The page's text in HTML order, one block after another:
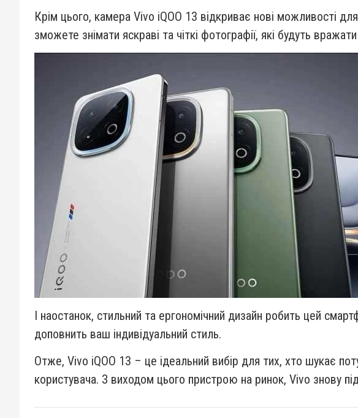
Крім цього, камера Vivo iQOO 13 відкриває нові можливості
зможете знімати яскраві та чіткі фотографії, які будуть
І наостанок, стильний та ергономічний дизайн робить цей
доповнить ваш індивідуальний стиль.
Отже, Vivo iQOO 13 – це ідеальний вибір для тих, хто шукає
користувача. З виходом цього пристрою на ринок, Vivo знову